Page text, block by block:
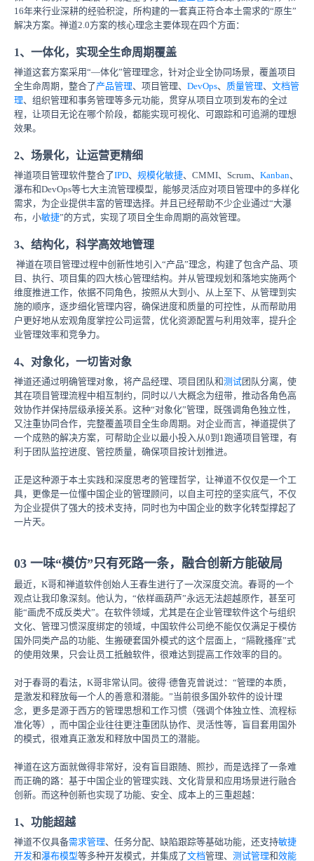
16年来行业深耕的经验积淀，所构建的一套真正符合本土需求的“原生”
解决方案。禅道2.0方案的核心理念主要体现在四个方面：
1、一体化，实现全生命周期覆盖
禅道这套方案采用“—体化”管理理念，针对企业全协同场景，覆盖项目
全生命周期，整合了产品管理、项目管理、 DevOps、 质量管理、 文档管
理、组织管理和事务管理等多元功能，贯穿从项目立项到发布的全过
程，让项目无论在哪个阶段，都能实现可视化、可跟踪和可追溯的理想
效果。
2、场景化，让运营更精细
禅道项目管理软件整合了IPD、 规模化敏捷、CMMI、Scrum、 Kanban、
瀑布和DevOps等七大主流管理模型，能够灵活应对项目管理中的多样化
需求，为企业提供丰富的管理选择。并且已经帮助不少企业通过“大瀑
布，小敏捷”的方式，实现了项目全生命周期的高效管理。
3、结构化，科学高效地管理
禅道在项目管理过程中创新性地引入“产品”理念，构建了包含产品、项
目、执行、项目集的四大核心管理结构。并从管理规划和落地实施两个
维度推进工作，依据不同角色，按照从大到小、从上至下、从管理到实
施的顺序，逐步细化管理内容，确保进度和质量的可控性，从而帮助用
户更好地从宏观角度掌控公司运营，优化资源配置与利用效率，提升企
业管理效率和竞争力。
4、对象化，一切皆对象
禅道还通过明确管理对象，将产品经理、项目团队和测试团队分离，使
其在项目管理流程中相互制约，同时以八大概念为纽带，推动各角色高
效协作并保持层级承接关系。这种“对象化”管理，既强调角色独立性，
又注重协同合作，完整覆盖项目全生命周期。对企业而言，禅道提供了
一个成熟的解决方案，可帮助企业以最小投入从0到1跑通项目管理，有
利于团队监控进度、管控质量，确保项目按计划推进。
正是这种源于本土实践和深度思考的管理哲学，让禅道不仅仅是一个工
具，更像是一位懂中国企业的管理顾问，以自主可控的坚实底气，不仅
为企业提供了强大的技术支持，同时也为中国企业的数字化转型撑起了
一片天。
03 一味“模仿”只有死路一条，融合创新方能破局
最近，K哥和禅道软件创始人王春生进行了一次深度交流。春哥的一个
观点让我印象深刻。他认为，“依样画葫芦”永远无法超越原作，甚至可
能“画虎不成反类犬”。在软件领域，尤其是在企业管理软件这个与组织
文化、管理习惯深度绑定的领域，中国软件公司绝不能仅仅满足于模仿
国外同类产品的功能、生搬硬套国外模式的这个层面上，“隔靴搔痒”式
的使用效果，只会让员工抵触软件，很难达到提高工作效率的目的。
对于春哥的看法，K哥非常认同。彼得·德鲁克曾说过：“管理的本质，
是激发和释放每一个人的善意和潜能。”当前很多国外软件的设计理
念，更多是源于西方的管理思想和工作习惯（强调个体独立性、流程标
准化等），而中国企业往往更注重团队协作、灵活性等，盲目套用国外
的模式，很难真正激发和释放中国员工的潜能。
禅道在这方面就做得非常好，没有盲目跟随、照抄，而是选择了一条难
而正确的路：基于中国企业的管理实践、文化背景和应用场景进行融合
创新。而这种创新也实现了功能、安全、成本上的三重超越：
1、功能超越
禅道不仅具备需求管理、任务分配、缺陷跟踪等基础功能，还支持敏捷
开发和瀑布模型等多种开发模式，并集成了文档管理、 测试管理和效能